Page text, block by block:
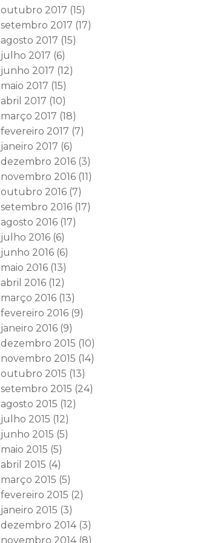
outubro 2017 (15)
setembro 2017 (17)
agosto 2017 (15)
julho 2017 (6)
junho 2017 (12)
maio 2017 (15)
abril 2017 (10)
março 2017 (18)
fevereiro 2017 (7)
janeiro 2017 (6)
dezembro 2016 (3)
novembro 2016 (11)
outubro 2016 (7)
setembro 2016 (17)
agosto 2016 (17)
julho 2016 (6)
junho 2016 (6)
maio 2016 (13)
abril 2016 (12)
março 2016 (13)
fevereiro 2016 (9)
janeiro 2016 (9)
dezembro 2015 (10)
novembro 2015 (14)
outubro 2015 (13)
setembro 2015 (24)
agosto 2015 (12)
julho 2015 (12)
junho 2015 (5)
maio 2015 (5)
abril 2015 (4)
março 2015 (5)
fevereiro 2015 (2)
janeiro 2015 (3)
dezembro 2014(3)
novembro 2014(8)